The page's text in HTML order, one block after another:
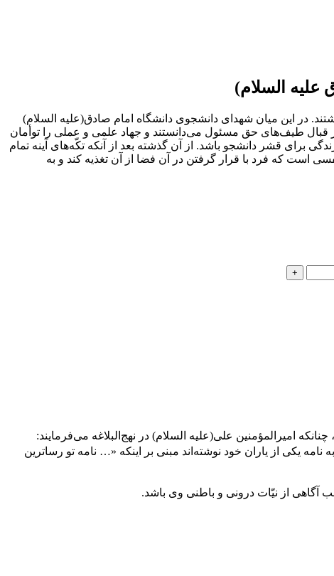
السلام)
در این میان شهدای دانشجو‌ی دانشگاه امام صادق(علیه السلام)
قبال طیف‌های حق مسئول می‌دانستند و جهاد علمی و عملی را توأمان
برای قشر دانشجو باشد. از آن گذشته بعد از آنکه تکّه‌های آینه تمام
است که فرد با قرار گرفتن در آن فضا از آن تغذیه کند و به
امیرالمؤمنین علی‌(علیه السلام) در نهج‌البلاغه می‌فرمایند:
یکی از یاران خود نوشته‌اند مبنی بر اینکه «… نامه تو رساترین
آگاهی از نیّات درونی و باطنی وی باشد.